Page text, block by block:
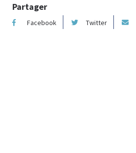
Partager
Facebook Twitter